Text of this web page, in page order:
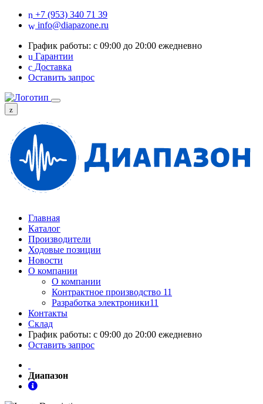
+7 (953) 340 71 39
info@diapazone.ru
График работы: с 09:00 до 20:00 ежедневно
Гарантии
Доставка
Оставить запрос
Главная
Каталог
Производители
Ходовые позиции
Новости
О компании
О компании
Контрактное производство 11
Разработка электроники11
Контакты
Склад
График работы: с 09:00 до 20:00 ежедневно
Оставить запрос
Диапазон